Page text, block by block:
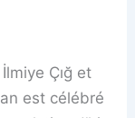
Çığ et
est célébré